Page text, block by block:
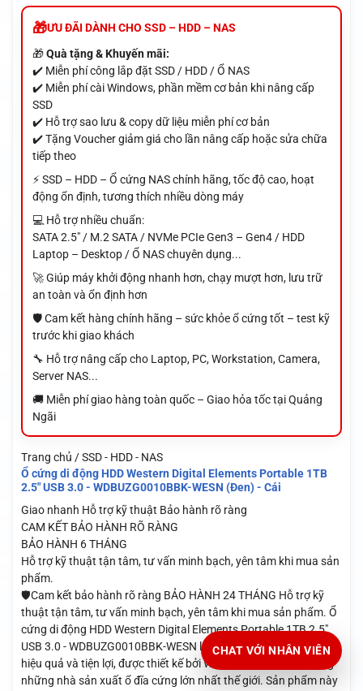
ƯU ĐÃI DÀNH CHO SSD – HDD – NAS
🎁Quà tặng & Khuyến mãi:
✔️ Miễn phí công lắp đặt SSD / HDD / Ổ NAS
✔️ Miễn phí cài Windows, phần mềm cơ bản khi nâng cấp
SSD
✔️ Hỗ trợ sao lưu & copy dữ liệu miễn phí cơ bản
✔️ Tặng Voucher giảm giá cho lần nâng cấp hoặc sửa chữa
tiếp theo
⚡ SSD – HDD – Ổ cứng NAS chính hãng, tốc độ cao, hoạt
động ổn định, tương thích nhiều dòng máy
💻 Hỗ trợ nhiều chuẩn:
SATA 2.5" / M.2 SATA / NVMe PCIe Gen3 – Gen4 / HDD
Laptop – Desktop / Ổ NAS chuyên dụng...
🚀 Giúp máy khởi động nhanh hơn, chạy mượt hơn, lưu trữ
an toàn và ổn định hơn
🛡️ Cam kết hàng chính hãng – sức khỏe ổ cứng tốt – test kỹ
trước khi giao khách
🔧 Hỗ trợ nâng cấp cho Laptop, PC, Workstation, Camera,
Server NAS...
🚚 Miễn phí giao hàng toàn quốc – Giao hỏa tốc tại Quảng
Ngãi
Trang chủ / SSD - HDD - NAS
Ổ cứng di động HDD Western Digital Elements Portable 1TB
2.5" USB 3.0 - WDBUZG0010BBK-WESN (Đen) - Cái
Giao nhanh Hỗ trợ kỹ thuật Bảo hành rõ ràng
CAM KẾT BẢO HÀNH RÕ RÀNG
BẢO HÀNH 6 THÁNG
Hỗ trợ kỹ thuật tận tâm, tư vấn minh bạch, yên tâm khi mua sản
phẩm.
🛡️Cam kết bảo hành rõ ràng BẢO HÀNH 24 THÁNG Hỗ trợ kỹ
thuật tận tâm, tư vấn minh bạch, yên tâm khi mua sản phẩm. Ổ
cứng di động HDD Western Digital Elements Portable 1TB 2.5"
USB 3.0 - WDBUZG0010BBK-WESN là giải pháp lưu trữ dữ liệu
hiệu quả và tiện lợi, được thiết kế bởi Western Digital, một trong
những nhà sản xuất ổ đĩa cứng lớn nhất thế giới. Sản phẩm này
CHAT VỚI NHÂN VIÊN